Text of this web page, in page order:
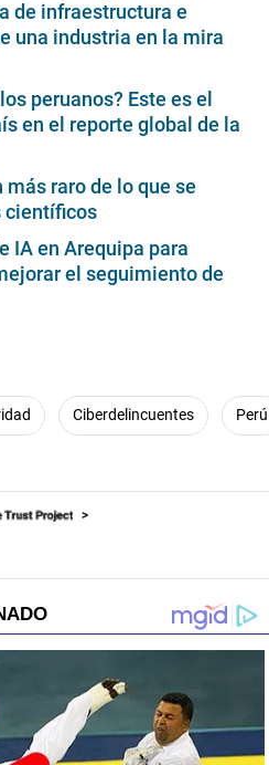
de infraestructura e
una industria en la mira
peruanos? Este es el
en el reporte global de la
raro de lo que se
científicos
IA en Arequipa para
el seguimiento de
Ciberdelincuentes Perú